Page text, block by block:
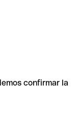
confirmar la